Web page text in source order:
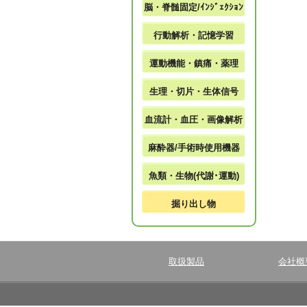
脳・脊髄固定/ｲﾝｼﾞｪｸｼｮﾝ
行動解析・記憶学習
運動機能・鎮痛・薬理
生理・切片・生体信号
血流計・血圧・画像解析
麻酔器/手術時使用機器
魚類・生物(代謝･運動)
掘り出し物
取扱製品 会社概